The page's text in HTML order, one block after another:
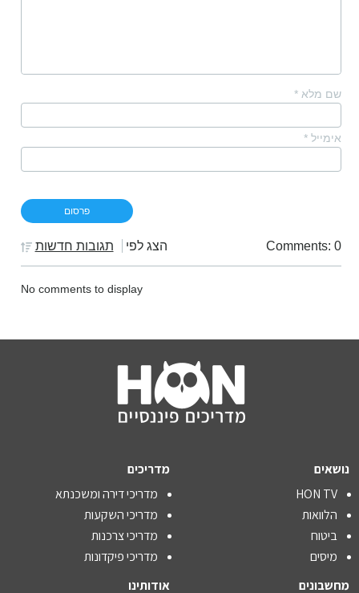
שם מלא *
אימייל *
Comments: 0 הצג לפי תגובות חדשות
No comments to display
נושאים
HON TV
הלוואות
ביטוח
מיסים
מדריכים
מדריכי דירה ומשכנתא
מדריכי השקעות
מדריכי צרכנות
מדריכי פיקדונות
מחשבונים
אודותינו